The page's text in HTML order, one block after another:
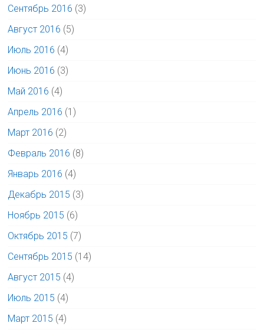
Сентябрь 2016 (3)
Август 2016 (5)
Июль 2016 (4)
Июнь 2016 (3)
Май 2016 (4)
Апрель 2016 (1)
Март 2016 (2)
Февраль 2016 (8)
Январь 2016 (4)
Декабрь 2015 (3)
Ноябрь 2015 (6)
Октябрь 2015 (7)
Сентябрь 2015 (14)
Август 2015 (4)
Июль 2015 (4)
Март 2015 (4)